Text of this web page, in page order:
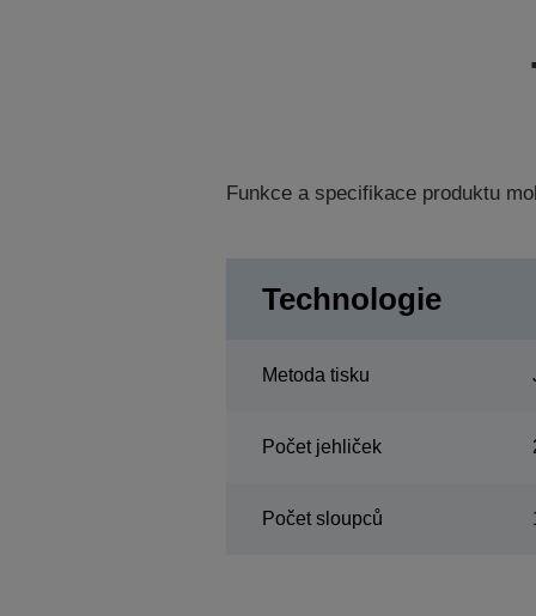
Funkce a specifikace produktu
Technologie
Metoda tisku
Počet jehliček
Počet sloupců